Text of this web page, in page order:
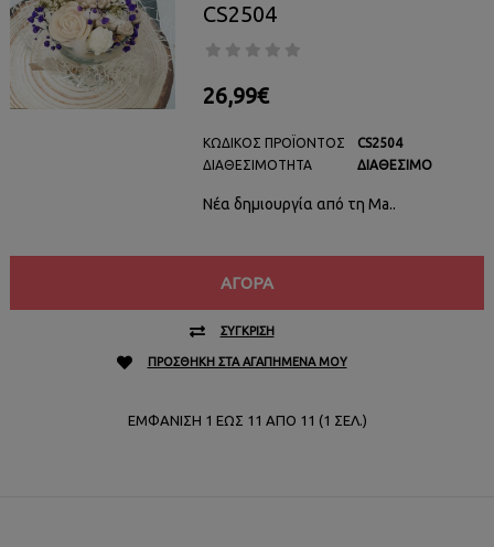
CS2504
26,99€
ΚΩΔΙΚΌΣ ΠΡΟΪΌΝΤΟΣ
ΔΙΑΘΕΣΙΜΌΤΗΤΑ
CS2504
ΔΙΑΘΈΣΙΜΟ
Νέα δημιουργία από τη Ma..
ΑΓΟΡΆ
ΣΎΓΚΡΙΣΗ
ΠΡΟΣΘΉΚΗ ΣΤΑ ΑΓΑΠΗΜΈΝΑ ΜΟΥ
ΕΜΦΆΝΙΣΗ 1 ΈΩΣ 11 ΑΠΌ 11 (1 ΣΕΛ.)